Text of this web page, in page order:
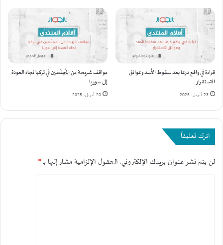
ت
خ
ا
ب
ا
ت
ا
ل
ب
ن
ة
ع
ع
م
ل
ي
ة
ج
د
ي
د
ف
و
ي
ا
قراءة في واقع درعا بعد سقوط الأسد وعوائق
الاستقرار
23 أبريل، 2025
مواقف شريحة من المُجنّسين في تركيا تجاه العودة
إلى سوريا
20 أبريل، 2025
اترك تعليقاً
لن يتم نشر عنوان بريدك الإلكتروني. الحقول الإلزامية مشار إليها بـ*